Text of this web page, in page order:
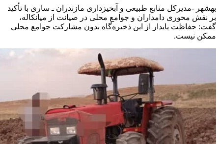
بهشهر -مدیرکل منابع طبیعی و آبخیزداری مازندران ـ ساری با تأکید
بر نقش محوری دامداران و جوامع محلی در صیانت از میانکاله،
گفت: حفاظت پایدار از این ذخیره‌گاه بدون مشارکت جوامع محلی
ممکن نیست.